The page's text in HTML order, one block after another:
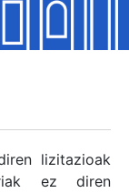
lizitazioak
ez diren